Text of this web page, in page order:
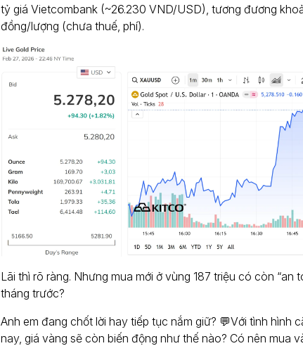
tỷ giá Vietcombank (~26.230 VND/USD), tương đương
đồng/lượng (chưa thuế, phí).
Lãi thì rõ ràng. Nhưng mua mới ở vùng 187 triệu có còn “an
tháng trước?
Anh em đang chốt lời hay tiếp tục nắm giữ? 💬Với tình hình
nay, giá vàng sẽ còn biến động như thế nào? Có nên mua